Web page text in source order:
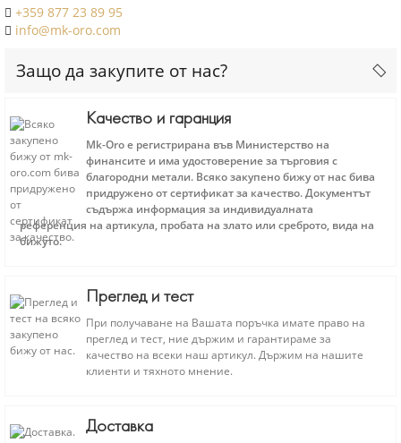
+359 877 23 89 95
info@mk-oro.com
Защо да закупите от нас?
Качество и гаранция
Mk-Oro е регистрирана във Министерство на
финансите и има удостоверение за търговия с
благородни метали. Всяко закупено бижу от нас бива
придружено от сертификат за качество. Документът
съдържа информация за индивидуалната
референция на артикула, пробата на злато или среброто, вида на
бижуто.
Преглед и тест
При получаване на Вашата поръчка имате право на
преглед и тест, ние държим и гарантираме за
качество на всеки наш артикул. Държим на нашите
клиенти и тяхното мнение.
Доставка